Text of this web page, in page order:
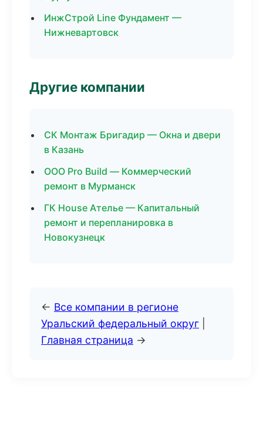
ИнжСтрой Line Фундамент —
Нижневартовск
Другие компании
СК Монтаж Бригадир — Окна и двери
в Казань
ООО Pro Build — Коммерческий
ремонт в Мурманск
ГК House Ателье — Капитальный
ремонт и перепланировка в
Новокузнецк
← Все компании в регионе
Уральский федеральный округ
Главная страница →